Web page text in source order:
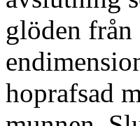
glöden från
hoprafsad